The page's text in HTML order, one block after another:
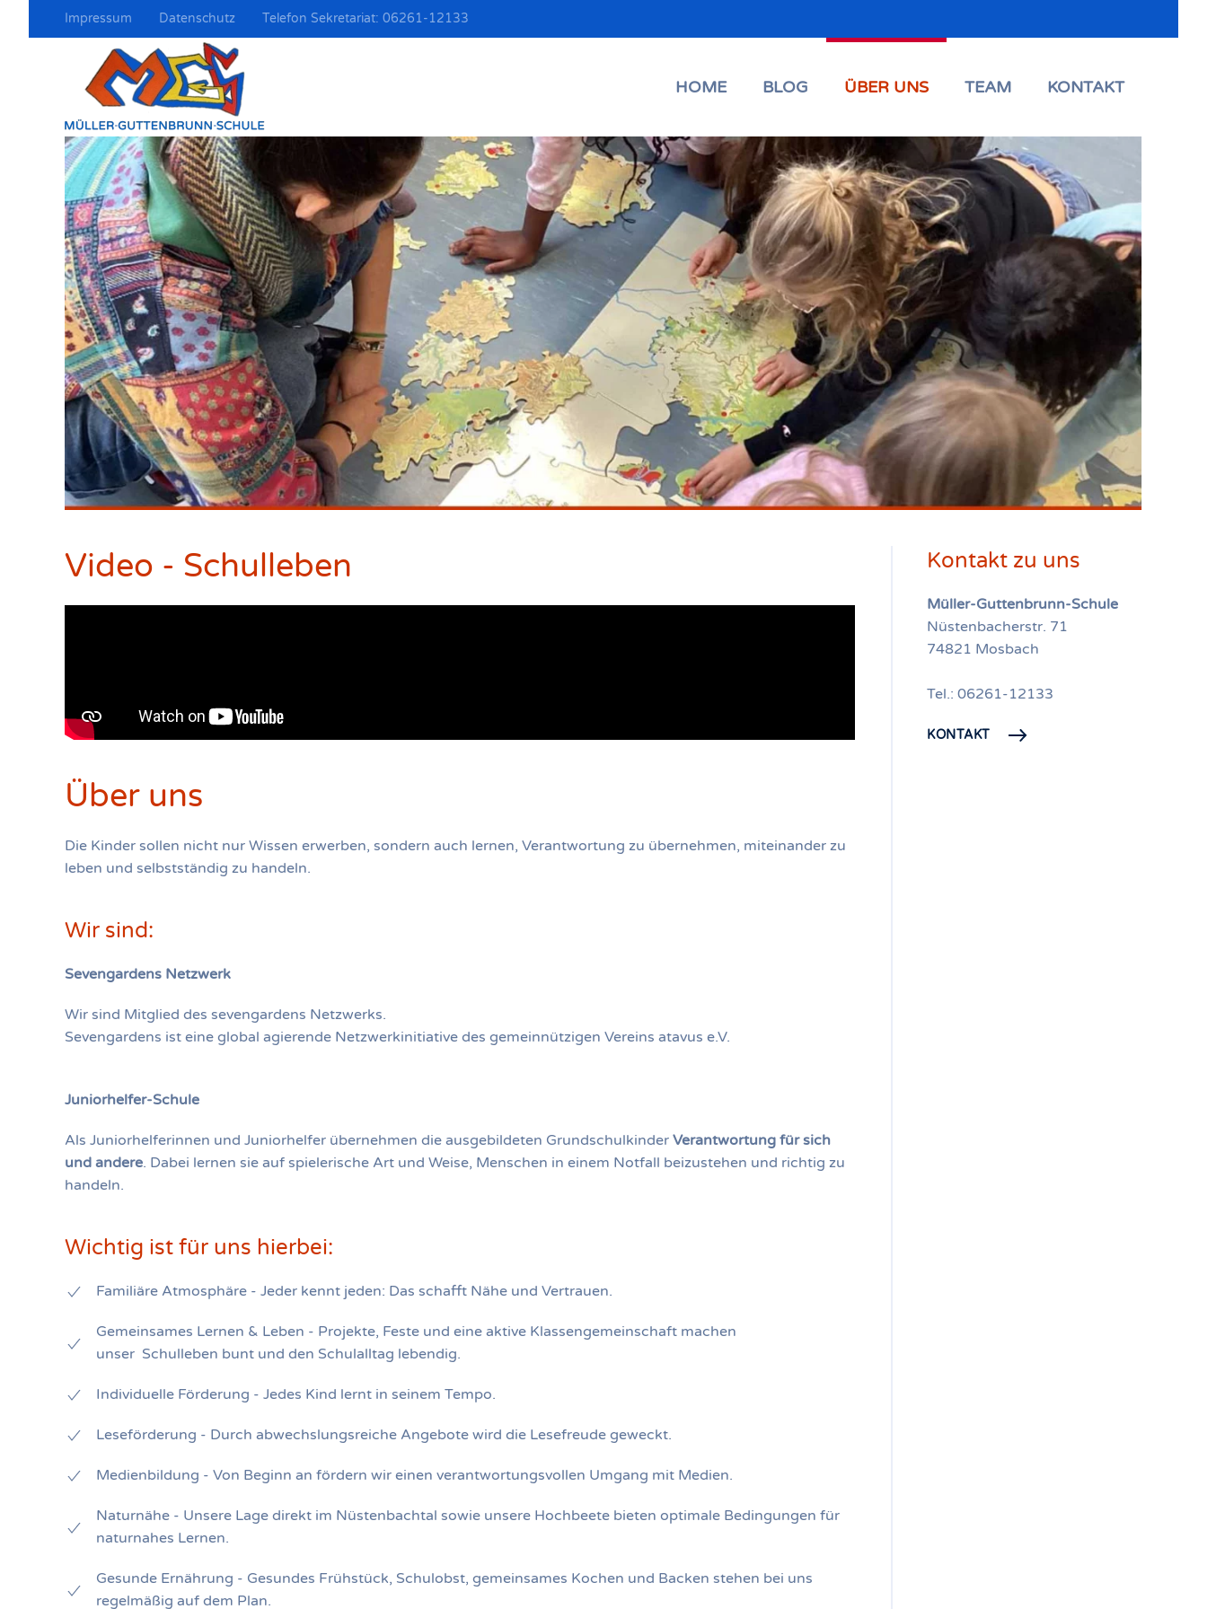
Zum Hauptinhalt springen
Impressum Datenschutz Telefon Sekretariat: 06261-12133
HOME BLOG ÜBER UNS TEAM KONTAKT
Video - Schulleben
Über uns
Die Kinder sollen nicht nur Wissen erwerben, sondern auch lernen, Verantwortung zu übernehmen, miteinander zu
leben und selbstständig zu handeln.
Wir sind:
Sevengardens Netzwerk
Wir sind Mitglied des sevengardens Netzwerks.
Sevengardens ist eine global agierende Netzwerkinitiative des gemeinnützigen Vereins atavus e.V.
Juniorhelfer-Schule
Als Juniorhelferinnen und Juniorhelfer übernehmen die ausgebildeten Grundschulkinder Verantwortung für sich
und andere. Dabei lernen sie auf spielerische Art und Weise, Menschen in einem Notfall beizustehen und richtig zu
handeln.
Wichtig ist für uns hierbei:
Familiäre Atmosphäre - Jeder kennt jeden: Das schafft Nähe und Vertrauen.
Gemeinsames Lernen & Leben - Projekte, Feste und eine aktive Klassengemeinschaft machen
unser Schulleben bunt und den Schulalltag lebendig.
Individuelle Förderung - Jedes Kind lernt in seinem Tempo.
Leseförderung - Durch abwechslungsreiche Angebote wird die Lesefreude geweckt.
Medienbildung - Von Beginn an fördern wir einen verantwortungsvollen Umgang mit Medien.
Naturnähe - Unsere Lage direkt im Nüstenbachtal sowie unsere Hochbeete bieten optimale Bedingungen für
naturnahes Lernen.
Gesunde Ernährung - Gesundes Frühstück, Schulobst, gemeinsames Kochen und Backen stehen bei uns
regelmäßig auf dem Plan.
Kontakt zu uns
Müller-Guttenbrunn-Schule
Nüstenbacherstr. 71
74821 Mosbach
Tel.: 06261-12133
KONTAKT